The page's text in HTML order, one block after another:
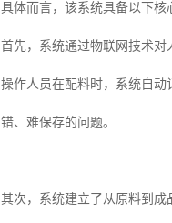
具体而言，该系统具备以下核
首先，系统通过物联网技术对
操作人员在配料时，系统自
错、难保存的问题。
其次，系统建立了从原料到成